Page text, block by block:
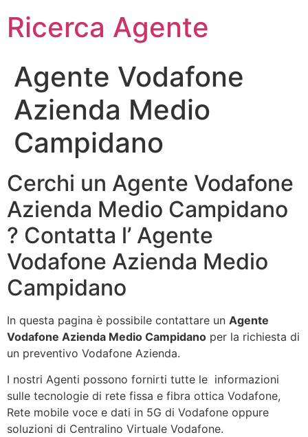
Ricerca Agente
Agente Vodafone
Azienda Medio
Campidano
Cerchi un Agente Vodafone
Azienda Medio Campidano
? Contatta l’ Agente
Vodafone Azienda Medio
Campidano
In questa pagina è possibile contattare un Agente
Vodafone Azienda Medio Campidano per la richiesta di
un preventivo Vodafone Azienda.
I nostri Agenti possono fornirti tutte le informazioni
sulle tecnologie di rete fissa e fibra ottica Vodafone,
Rete mobile voce e dati in 5G di Vodafone oppure
soluzioni di Centralino Virtuale Vodafone.